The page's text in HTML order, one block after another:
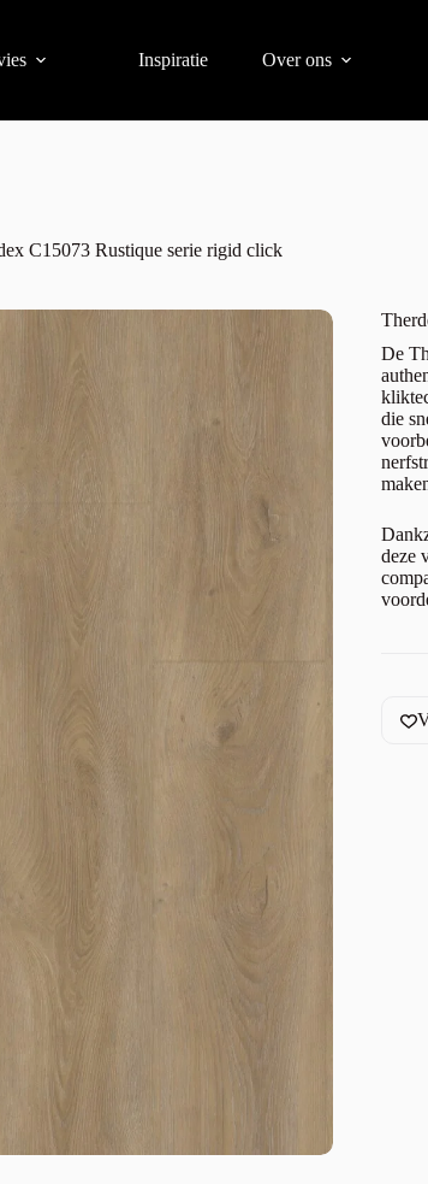
Inspiratie Over ons
C15073 Rustique serie rigid click
De
die
deze